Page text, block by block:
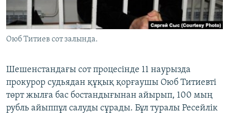
ЖАЗЫЛЫҢЫЗ
Оюб Титиев сот залында.
Шешенстандағы сот процесінде 11 наурызда
прокурор судьядан құқық қорғаушы Оюб Титиевті
төрт жылға бас бостандығынан айырып, 100 мың
рубль айыппұл салуды сұрады. Бұл туралы Ресейлік